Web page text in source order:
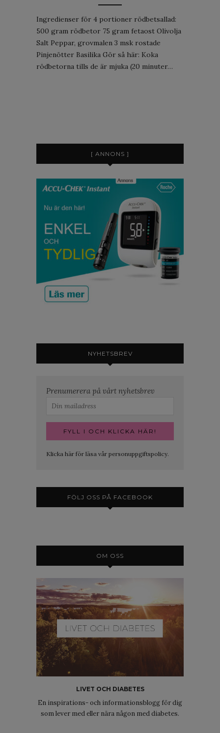
Ingredienser för 4 portioner rödbetsallad:
500 gram rödbetor 75 gram fetaost Olivolja
Salt Peppar, grovmalen 3 msk rostade
Pinjenötter Basilika Gör så här: Koka
rödbetorna tills de är mjuka (20 minuter…
[ ANNONS ]
NYHETSBREV
Prenumerera på vårt nyhetsbrev
Klicka här för läsa vår personuppgiftspolicy.
FÖLJ OSS PÅ FACEBOOK
OM OSS
LIVET OCH DIABETES
En inspirations- och informationsblogg för dig
som lever med eller nära någon med diabetes.